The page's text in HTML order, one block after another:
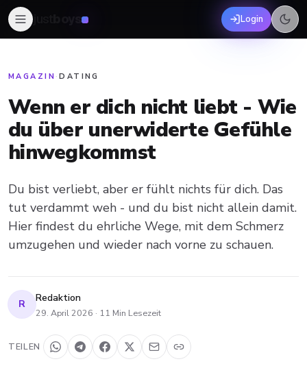
boys Login
MAGAZIN ·DATING
Wenn er dich nicht liebt - Wie
du über unerwiderte Gefühle
hinwegkommst
Du bist verliebt, aber er fühlt nichts für dich. Das
tut verdammt weh - und du bist nicht allein damit.
Hier findest du ehrliche Wege, mit dem Schmerz
umzugehen und wieder nach vorne zu schauen.
R Redaktion
29. April 2026 · 11 Min Lesezeit
TEILEN